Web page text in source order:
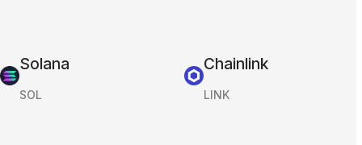
Solana
SOL
Chainlink
LINK